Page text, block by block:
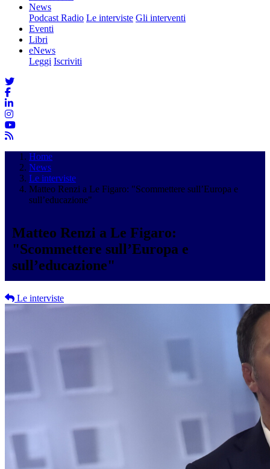
News
Podcast Radio Le interviste Gli interventi
Eventi
Libri
eNews
Leggi Iscriviti
Home
News
Le interviste
Matteo Renzi a Le Figaro: "Scommettere sull’Europa e
sull’educazione"
Matteo Renzi a Le Figaro:
"Scommettere sull’Europa e
sull’educazione"
Le interviste